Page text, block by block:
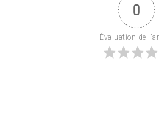
0
Évaluation de